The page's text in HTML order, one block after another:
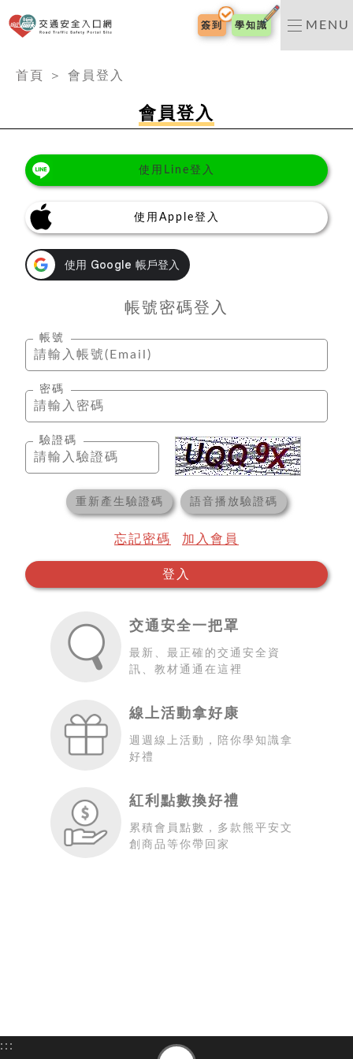
交通安全入口網
簽到 學知識 MENU
首頁
＞ 會員登入
會員登入
交通安全一把罩
最新、最正確的交通安全資
訊、教材通通在這裡
線上活動拿好康
週週線上活動，陪你學知識拿
好禮
紅利點數換好禮
累積會員點數，多款熊平安文
創商品等你帶回家
使用Line登入
使用Apple登入
帳號密碼登入
帳號
密碼
驗證碼
重新產生驗證碼 語音播放驗證碼
忘記密碼 加入會員
登入
:::